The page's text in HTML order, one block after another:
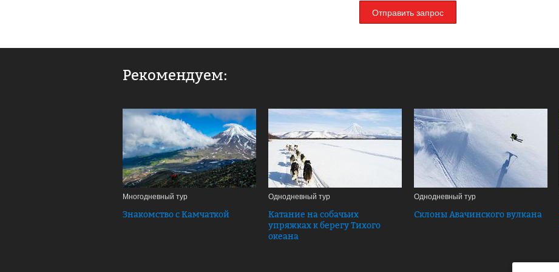
Отправить запрос
Рекомендуем:
Многодневный тур
Знакомство с Камчаткой
Однодневный тур
Катание на собачьих
упряжках к берегу Тихого
океана
Однодневный тур
Склоны Авачинского вулкана